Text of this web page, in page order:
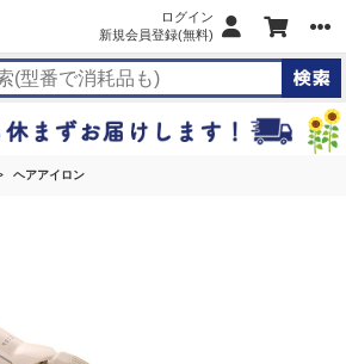
ログイン
新規会員登録(無料)
ヘアアイロン